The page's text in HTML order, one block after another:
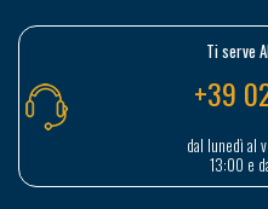
Ti serve
+39
dal lunedì al
13:00 e